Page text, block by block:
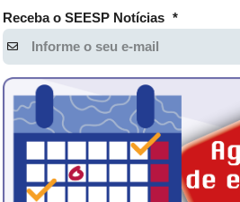
Receba o SEESP Notícias *